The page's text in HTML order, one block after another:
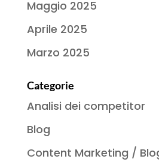
Maggio 2025
Aprile 2025
Marzo 2025
Categorie
Analisi dei competitor
Blog
Content Marketing /